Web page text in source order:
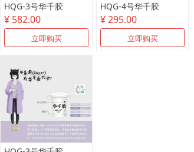
HQG-3号华千胶
¥ 582.00
立即购买
HQG-4号华千胶
¥ 295.00
立即购买